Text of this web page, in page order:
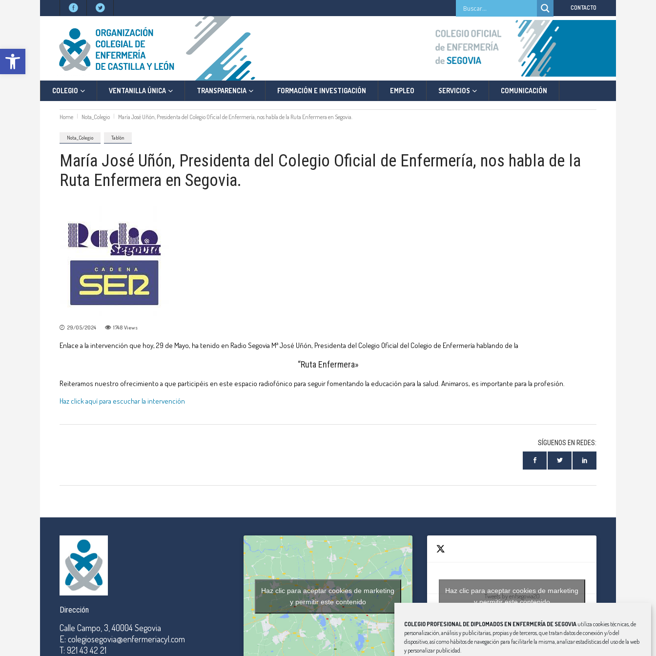
Abrir barra de herramientas
COLEGIO PROFESIONAL DE DIPLOMADOS EN ENFERMERÍA DE SEGOVIA utiliza cookies técnicas, de
personalización, análisis y publicitarias, propias y de terceros, que tratan datos de conexión y/o del
dispositivo, así como hábitos de navegación para facilitarle la misma, analizar estadísticas del uso de la web
y personalizar publicidad.
CONTACTO
COLEGIO VENTANILLA ÚNICA TRANSPARENCIA FORMACIÓN E INVESTIGACIÓN EMPLEO SERVICIOS COMUNICACIÓN
Home Nota_Colegio María José Uñón, Presidenta del Colegio Oficial de Enfermería, nos habla de la Ruta Enfermera en Segovia.
Nota_Colegio Tablón
María José Uñón, Presidenta del Colegio Oficial de Enfermería, nos habla de la
Ruta Enfermera en Segovia.
29/05/2024 1748 Views
Enlace a la intervención que hoy, 29 de Mayo, ha tenido en Radio Segovia Mª José Uñón, Presidenta del Colegio Oficial del Colegio de Enfermería hablando de la
“Ruta Enfermera»
Reiteramos nuestro ofrecimiento a que participéis en este espacio radiofónico para seguir fomentando la educación para la salud. Animaros, es importante para la profesión.
Haz click aquí para escuchar la intervención
SÍGUENOS EN REDES:
Dirección
Calle Campo, 3, 40004 Segovia
E: colegiosegovia@enfermeriacyl.com
T: 921 43 42 21
Haz clic para aceptar cookies de marketing
y permitir este contenido
Tweets by enfsegovia20
Haz clic para aceptar cookies de marketing
y permitir este contenido